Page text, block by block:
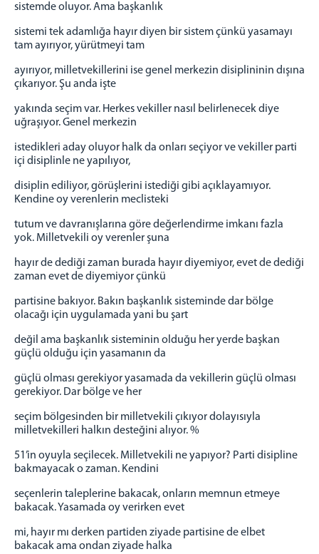
sistemde oluyor. Ama başkanlık
sistemi tek adamlığa hayır diyen bir sistem çünkü yasamayı
tam ayırıyor, yürütmeyi tam
ayırıyor, milletvekillerini ise genel merkezin disiplininin dışına
çıkarıyor. Şu anda işte
yakında seçim var. Herkes vekiller nasıl belirlenecek diye
uğraşıyor. Genel merkezin
istedikleri aday oluyor halk da onları seçiyor ve vekiller parti
içi disiplinle ne yapılıyor,
disiplin ediliyor, görüşlerini istediği gibi açıklayamıyor.
Kendine oy verenlerin meclisteki
tutum ve davranışlarına göre değerlendirme imkanı fazla
yok. Milletvekili oy verenler şuna
hayır de dediği zaman burada hayır diyemiyor, evet de dediği
zaman evet de diyemiyor çünkü
partisine bakıyor. Bakın başkanlık sisteminde dar bölge
olacağı için uygulamada yani bu şart
değil ama başkanlık sisteminin olduğu her yerde başkan
güçlü olduğu için yasamanın da
güçlü olması gerekiyor yasamada da vekillerin güçlü olması
gerekiyor. Dar bölge ve her
seçim bölgesinden bir milletvekili çıkıyor dolayısıyla
milletvekilleri halkın desteğini alıyor. %
51’in oyuyla seçilecek. Milletvekili ne yapıyor? Parti disipline
bakmayacak o zaman. Kendini
seçenlerin taleplerine bakacak, onların memnun etmeye
bakacak. Yasamada oy verirken evet
mi, hayır mı derken partiden ziyade partisine de elbet
bakacak ama ondan ziyade halka